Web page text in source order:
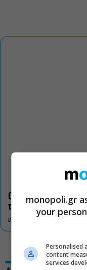
Οι «Τρωάδες» στην
τον πολιτισμό
DON'T MISS
monopoli.gr
your
Personalised
content
services